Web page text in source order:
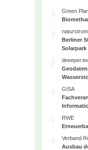
Green
naturstrom
Berliner
Solarpark
GISA
RWE
Verband
Ausbau